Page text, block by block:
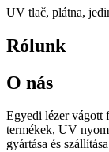
UV tlač, plátna,
Rólunk
O nás
Egyedi lézer vágott
termékek, UV
gyártása és